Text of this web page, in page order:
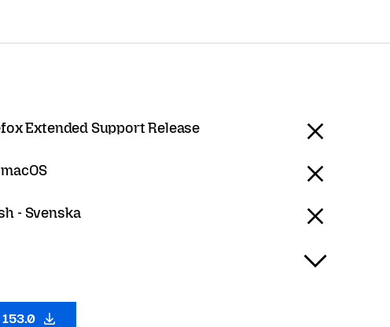
Extended Support Release
macOS
- Svenska